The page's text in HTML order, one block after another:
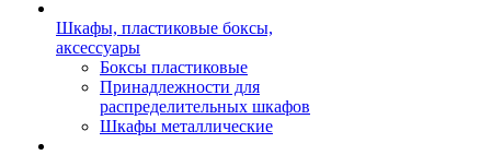
Шкафы, пластиковые боксы,
аксессуары
Боксы пластиковые
Принадлежности для
распределительных шкафов
Шкафы металлические